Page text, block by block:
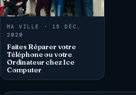
MA VILLE · 15 DÉC.
2020
Faites Réparer votre
Téléphone ou votre
Ordinateur chez Ice
Computer